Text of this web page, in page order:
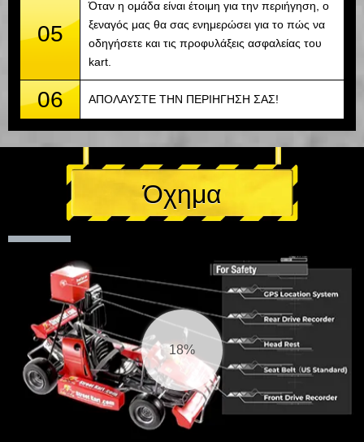
05
Όταν η ομάδα είναι έτοιμη για την περιήγηση, ο
ξεναγός μας θα σας ενημερώσει για το πώς να
οδηγήσετε και τις προφυλάξεις ασφαλείας του
kart.
06 ΑΠΟΛΑΥΣΤΕ ΤΗΝ ΠΕΡΙΗΓΗΣΗ ΣΑΣ!
Όχημα
19%